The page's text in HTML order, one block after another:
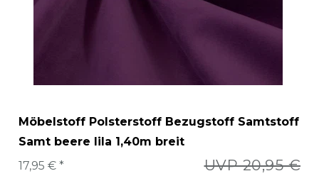
Möbelstoff Polsterstoff Bezugstoff Samtstoff
Samt beere lila 1,40m breit
UVP 20,95 €
17,95 € *